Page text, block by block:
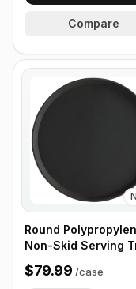
Compare
Round
Non-Skid Serving
16" Black - Case of
$79.99 /case